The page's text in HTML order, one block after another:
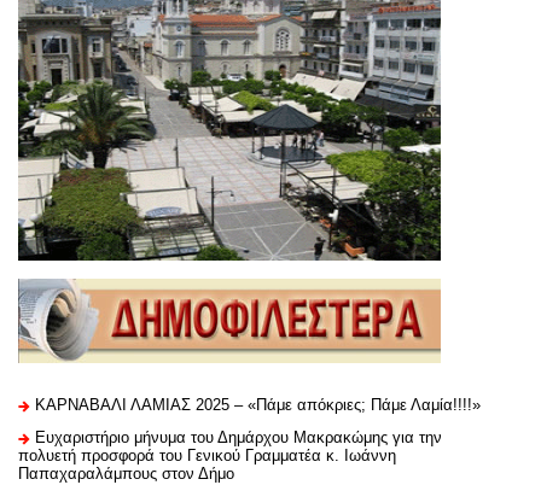
ΚΑΡΝΑΒΑΛΙ ΛΑΜΙΑΣ 2025 – «Πάμε απόκριες; Πάμε Λαμία!!!!»
Ευχαριστήριo μήνυμα του Δημάρχου Μακρακώμης για την
πολυετή προσφορά του Γενικού Γραμματέα κ. Ιωάννη
Παπαχαραλάμπους στον Δήμο